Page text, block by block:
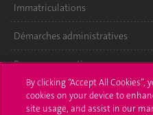
Immatriculations
Démarches administratives
Poser une question
L'UNIGE vous informe
By clicking “Accept All
cookies on your device to
site usage, and assist in our